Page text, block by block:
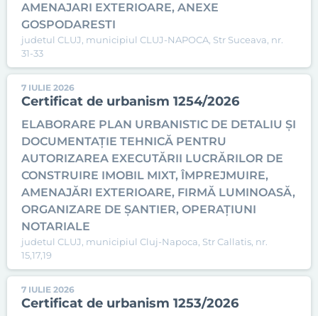
AMENAJARI EXTERIOARE, ANEXE
GOSPODARESTI
judetul CLUJ, municipiul CLUJ-NAPOCA, Str Suceava, nr.
31-33
7 IULIE 2026
Certificat de urbanism 1254/2026
ELABORARE PLAN URBANISTIC DE DETALIU ȘI
DOCUMENTAȚIE TEHNICĂ PENTRU
AUTORIZAREA EXECUTĂRII LUCRĂRILOR DE
CONSTRUIRE IMOBIL MIXT, ÎMPREJMUIRE,
AMENAJĂRI EXTERIOARE, FIRMĂ LUMINOASĂ,
ORGANIZARE DE ȘANTIER, OPERAȚIUNI
NOTARIALE
judetul CLUJ, municipiul Cluj-Napoca, Str Callatis, nr.
15,17,19
7 IULIE 2026
Certificat de urbanism 1253/2026